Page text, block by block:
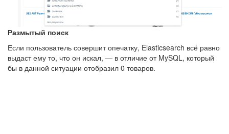
Размытый поиск
Если пользователь совершит опечатку, Elasticsearch всё равно
выдаст ему то, что он искал, — в отличие от MySQL, который
бы в данной ситуации отобразил 0 товаров.